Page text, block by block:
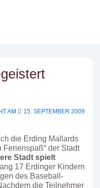
AM
15. SEPTEMBER 2009
die Erding Mallards
Ferienspaß“ der Stadt
Stadt spielt
17 Erdinger Kindern
des Baseball-
die Teilnehmer